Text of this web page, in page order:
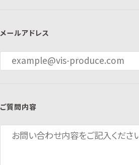
メールアドレス
ご質問内容